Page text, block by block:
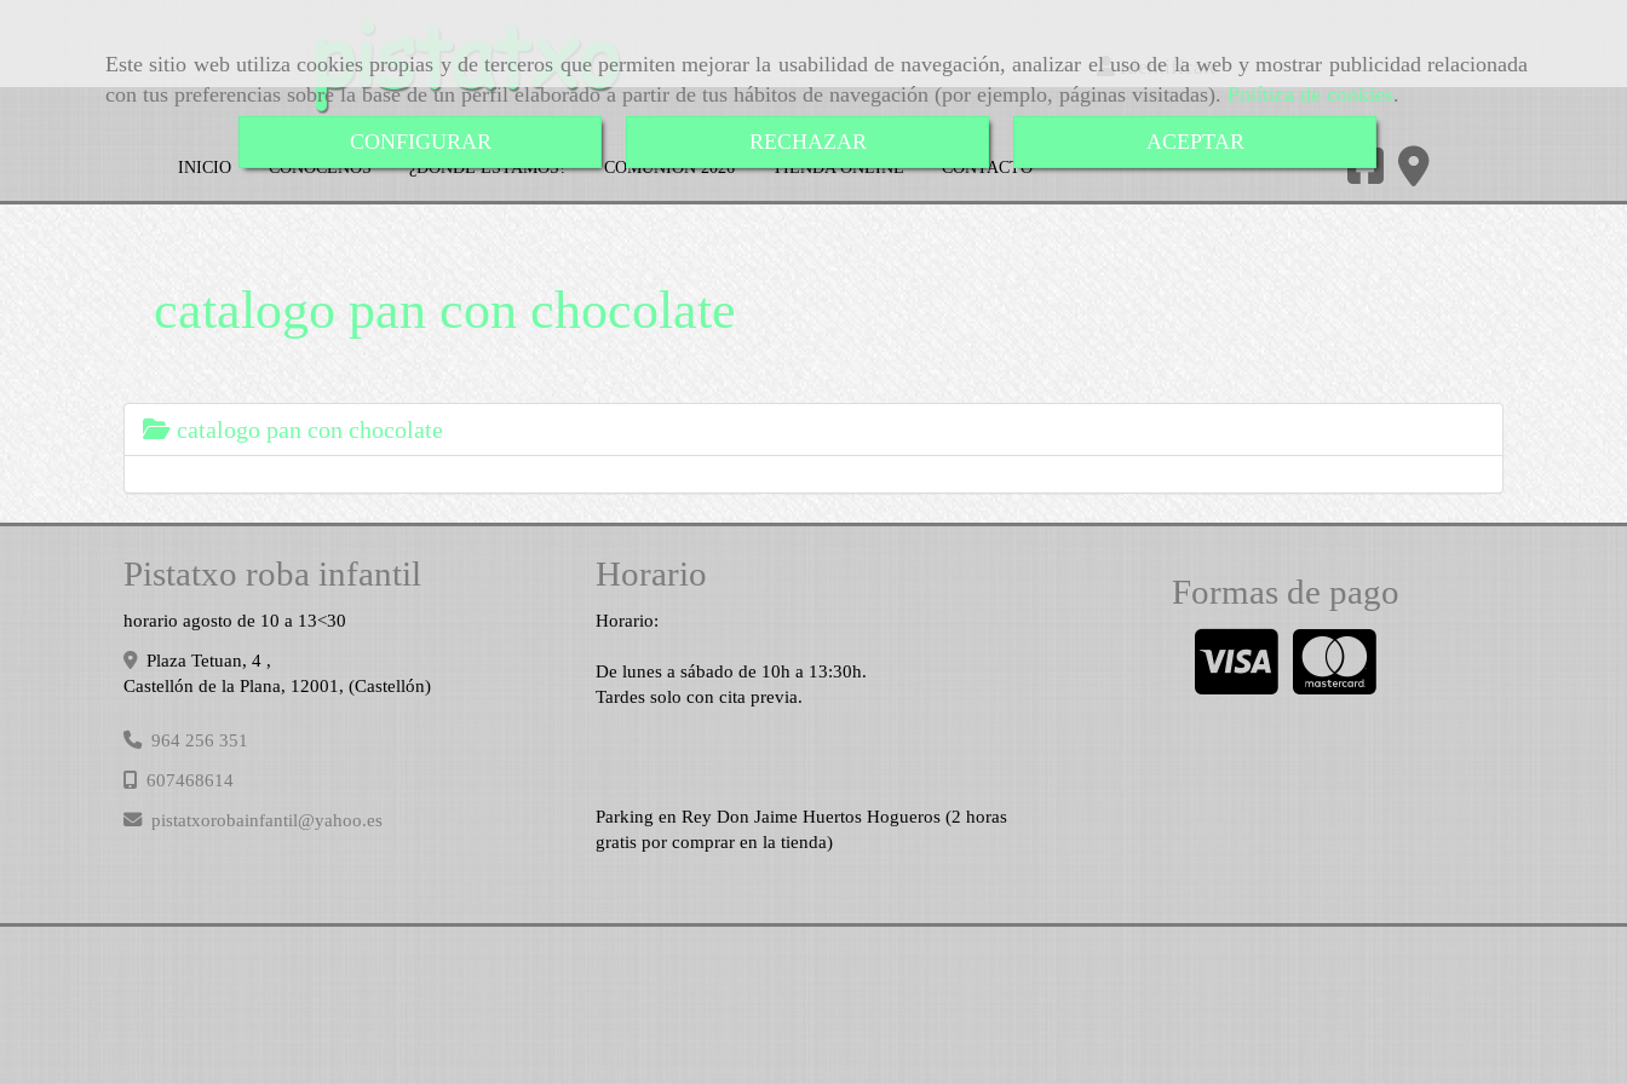
Este sitio web utiliza cookies propias y de terceros que permiten mejorar la usabilidad de navegación, analizar el uso de la web y mostrar publicidad relacionada
con tus preferencias sobre la base de un perfil elaborado a partir de tus hábitos de navegación (por ejemplo, páginas visitadas).Política de cookies.
CONFIGURAR
RECHAZAR ACEPTAR
Identifícate
INICIO CONÓCENOS ¿DÓNDE ESTAMOS? COMUNIÓN 2026 TIENDA ONLINE CONTACTO
catalogo pan con chocolate
catalogo pan con chocolate
Pistatxo roba infantil
horario agosto de 10 a 13<30
Plaza Tetuan, 4 ,
Castellón de la Plana, 12001 , (Castellón)
964 256 351
607468614
pistatxorobainfantil
yahoo.es
Horario
Horario:
De lunes a sábado de 10h a 13:30h.
Tardes solo con cita previa.
Parking en Rey Don Jaime Huertos Hogueros (2 horas
gratis por comprar en la tienda)
Formas de pago